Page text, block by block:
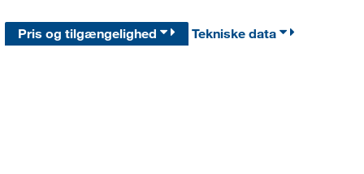
Pris og tilgængelighed Tekniske data